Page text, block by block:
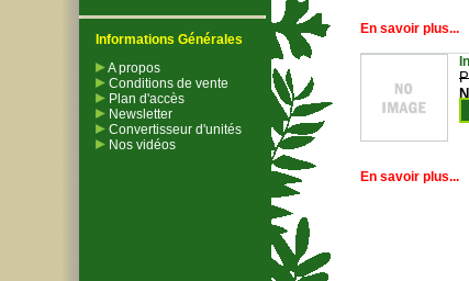
Informations Générales
A propos
Conditions de vente
Plan d'accès
Newsletter
Convertisseur d'unités
Nos vidéos
En savoir plus...
En savoir plus...